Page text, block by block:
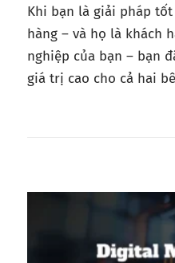
Khi bạn là giải pháp
hàng – và họ là khách
nghiệp của bạn – bạn
giá trị cao cho cả hai